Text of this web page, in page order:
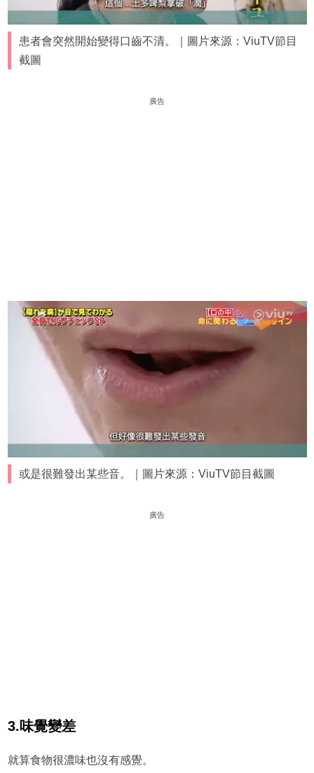
患者會突然開始變得口齒不清。｜圖片來源：ViuTV節目
截圖
廣告
或是很難發出某些音。｜圖片來源：ViuTV節目截圖
廣告
3.味覺變差
就算食物很濃味也沒有感覺。